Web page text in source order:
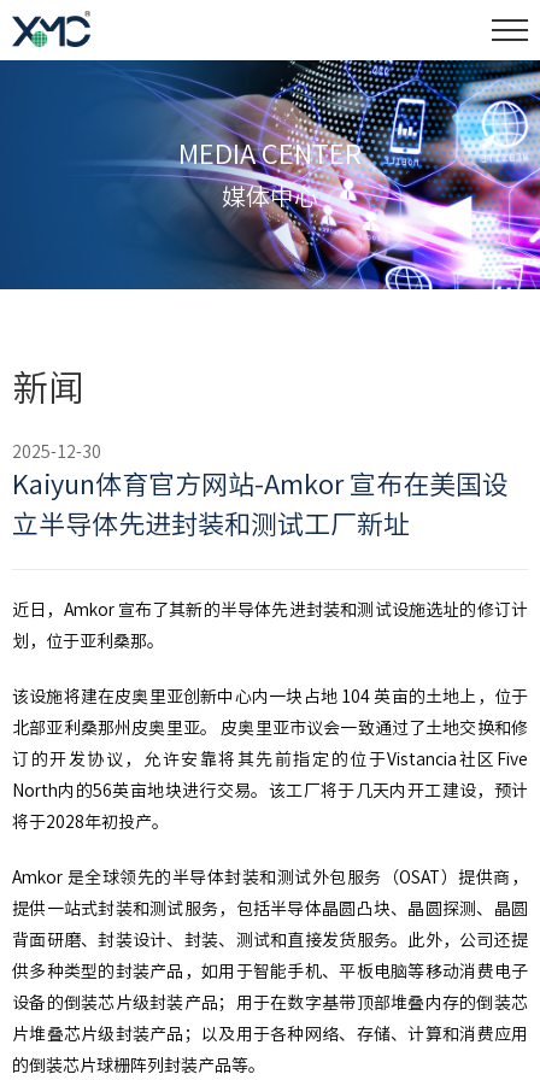
MEDIA CENTER
媒体中心
新闻
2025-12-30
Kaiyun体育官方网站-Amkor 宣布在美国设
立半导体先进封装和测试工厂新址
近日，Amkor 宣布了其新的半导体先进封装和测试设施选址的修订计
划，位于亚利桑那。
该设施将建在皮奥里亚创新中心内一块占地 104 英亩的土地上，位于
北部亚利桑那州皮奥里亚。 皮奥里亚市议会一致通过了土地交换和修
订的开发协议，允许安靠将其先前指定的位于Vistancia社区Five
North内的56英亩地块进行交易。该工厂将于几天内开工建设，预计
将于2028年初投产。
Amkor 是全球领先的半导体封装和测试外包服务（OSAT）提供商，
提供一站式封装和测试服务，包括半导体晶圆凸块、晶圆探测、晶圆
背面研磨、封装设计、封装、测试和直接发货服务。此外，公司还提
供多种类型的封装产品，如用于智能手机、平板电脑等移动消费电子
设备的倒装芯片级封装产品；用于在数字基带顶部堆叠内存的倒装芯
片堆叠芯片级封装产品；以及用于各种网络、存储、计算和消费应用
的倒装芯片球栅阵列封装产品等。